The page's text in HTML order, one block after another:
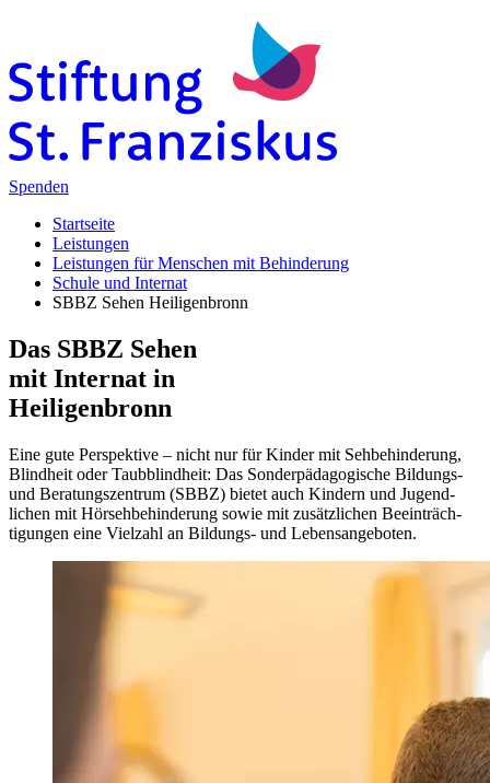
Spenden
Startseite
Leistungen
Leistungen für Menschen mit Behinderung
Schule und Internat
SBBZ Sehen Heiligenbronn
Das SBBZ Sehen
mit Internat in
Heiligenbronn
Eine gute Perspektive – nicht nur für Kinder mit Seh­behinderung,
Blindheit oder Taubblind­heit: Das Sonder­pädagogische Bildungs-
und Beratungs­zentrum (SBBZ) bietet auch Kindern und Jugend­
lichen mit Hörseh­behinderung sowie mit zusätzlichen Beeinträch­
tigungen eine Vielzahl an Bildungs- und Lebens­angeboten.